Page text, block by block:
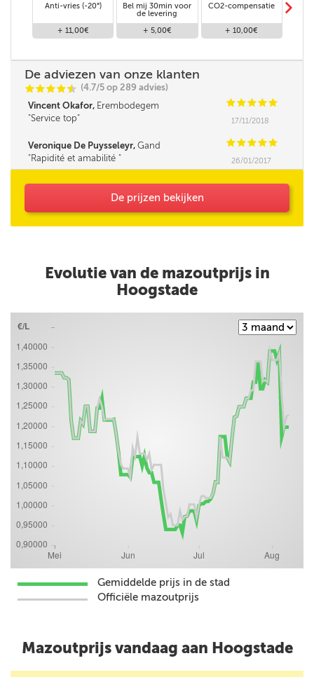
Anti-vries (-20°)
+ 11,00€
Bel mij 30min voor
de levering
+ 5,00€
CO2-compensatie
+ 10,00€
m
De adviezen van onze klanten
CCCCi
@ (4.7/5 op 289 advies)
Vincent Okafor, Erembodegem CCCCC
Service top
17/11/2018
Veronique De Puysseleyr, Gand CCCCC
Rapidité et amabilité
26/01/2017
De prijzen bekijken
Evolutie van de mazoutprijs in
Hoogstade
Gemiddelde prijs in de stad
Officiële mazoutprijs
Mazoutprijs vandaag aan Hoogstade